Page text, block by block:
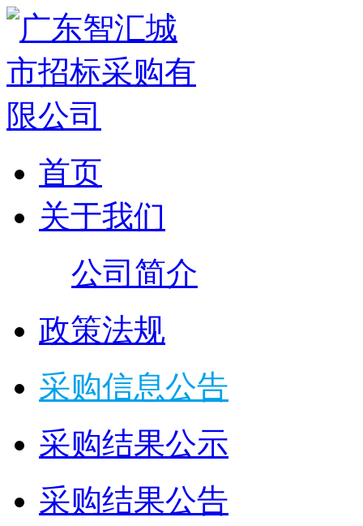
首页
关于我们
公司简介
政策法规
采购信息公告
采购结果公示
采购结果公告